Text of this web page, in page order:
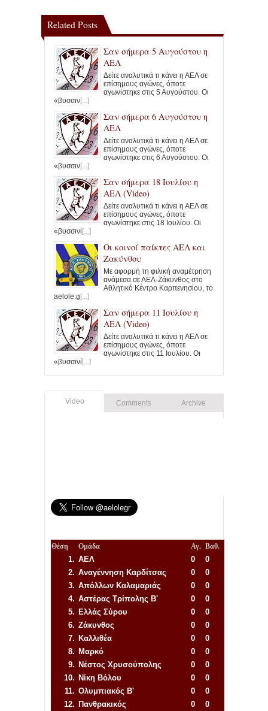
Related Posts
Σαν σήμερα 5 Αυγούστου η
ΑΕΛ
Δείτε αναλυτικά τι κάνει η ΑΕΛ σε
επίσημους αγώνες, όποτε
αγωνίστηκε στις 5 Αυγούστου. Οι
«βυσσιν[...]
Σαν σήμερα 6 Αυγούστου η
ΑΕΛ
Δείτε αναλυτικά τι κάνει η ΑΕΛ σε
επίσημους αγώνες, όποτε
αγωνίστηκε στις 6 Αυγούστου. Οι
«βυσσιν[...]
Σαν σήμερα 18 Ιουλίου η
ΑΕΛ (Video)
Δείτε αναλυτικά τι κάνει η ΑΕΛ σε
επίσημους αγώνες, όποτε
αγωνίστηκε στις 18 Ιουλίου. Οι
«βυσσινί[...]
Οι κοινοί παίκτες ΑΕΛ και
Ζακύνθου
Με αφορμή τη φιλική αναμέτρηση
ανάμεσα σε ΑΕΛ-Ζάκυνθος στο
Αθλητικό Κέντρο Καρπενησίου, το
aelole.g[...]
Σαν σήμερα 11 Ιουλίου η
ΑΕΛ (Video)
Δείτε αναλυτικά τι κάνει η ΑΕΛ σε
επίσημους αγώνες, όποτε
αγωνίστηκε στις 11 Ιουλίου. Οι
«βυσσινί[...]
Video Comments Archive
Θέση Ομάδα Αγ. Βαθ.
1. ΑΕΛ 0
0
2. Αναγέννηση Καρδίτσας 0
0
3. Απόλλων Καλαμαριάς 0
0
4. Αστέρας Τρίπολης Β' 0
0
5. Ελλάς Σύρου 0
0
6. Ζάκυνθος 0
0
7. Καλλιθέα 0
0
8. Μαρκό 0
0
9. Νέστος Χρυσούπολης 0
0
10. Νίκη Βόλου 0
0
11. Ολυμπιακός Β' 0
0
12. Πανθρακικός 0
0